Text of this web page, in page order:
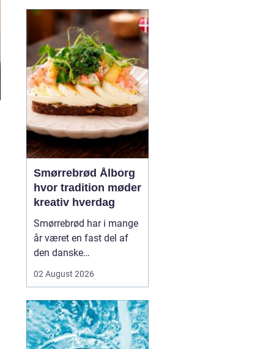
nærvær og kontinuitet i
hverdagen, som kan
være svær at finde i et
travlt offentligt
sundhedsvæsen. Med
privat ...
Smørrebrød Ålborg
hvor tradition møder
kreativ hverdag
Smørrebrød har i mange
år været en fast del af
den danske
Aalborg har klassikeren
en blanding af klassiske
stykker, lokale råvarer og
moderne anretninger, der
02 August 2026